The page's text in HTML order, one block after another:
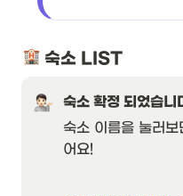
숙소 LIST
숙소 확정 되었습니
숙소 이름을 눌러
어요!